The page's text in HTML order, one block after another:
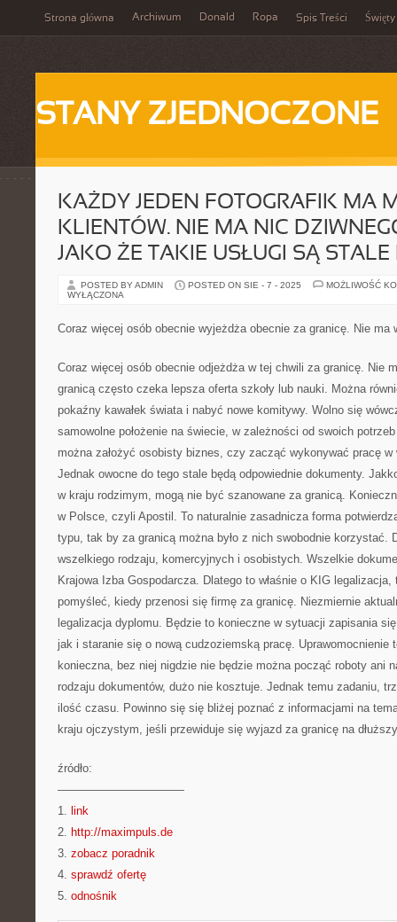
Strona główna Archiwum Donald Ropa Spis Treści Święty
STANY ZJEDNOCZONE
KAŻDY JEDEN FOTOGRAFIK MA
KLIENTÓW. NIE MA NIC
JAKO ŻE TAKIE USŁUGI SĄ
POSTED BY ADMIN POSTED ON SIE - 7 - 2025
MOŻLIWOŚĆ
WYŁĄCZONA
Coraz więcej osób obecnie wyjeżdża obecnie za granicę. Nie ma
Coraz więcej osób obecnie odjeżdża w tej chwili za granicę. Nie
granicą często czeka lepsza oferta szkoły lub nauki. Można
pokaźny kawałek świata i nabyć nowe komitywy. Wolno się
samowolne położenie na świecie, w zależności od swoich
można założyć osobisty biznes, czy zacząć wykonywać pracę
Jednak owocne do tego stale będą odpowiednie dokumenty.
w kraju rodzimym, mogą nie być szanowane za granicą.
w Polsce, czyli Apostil. To naturalnie zasadnicza forma
typu, tak by za granicą można było z nich swobodnie korzystać.
wszelkiego rodzaju, komercyjnych i osobistych. Wszelkie
Krajowa Izba Gospodarcza. Dlatego to właśnie o KIG
pomyśleć, kiedy przenosi się firmę za granicę. Niezmiernie
legalizacja dyplomu. Będzie to konieczne w sytuacji zapisania
jak i staranie się o nową cudzoziemską pracę. Uprawomocnienie
konieczna, bez niej nigdzie nie będzie można począć roboty ani
rodzaju dokumentów, dużo nie kosztuje. Jednak temu zadaniu,
ilość czasu. Powinno się się bliżej poznać z informacjami na
kraju ojczystym, jeśli przewiduje się wyjazd za granicę na
źródło:
———————————
1. link
2. http://maximpuls.de
3. zobacz poradnik
4. sprawdź ofertę
5. odnośnik